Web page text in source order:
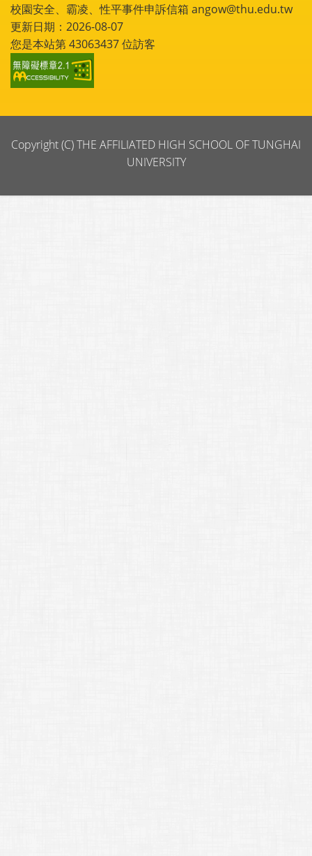
校園安全、霸凌、性平事件申訴信箱 angow@thu.edu.tw
更新日期：2026-08-07
您是本站第43063437位訪客
Copyright (C) THE AFFILIATED HIGH SCHOOL OF TUNGHAI
UNIVERSITY